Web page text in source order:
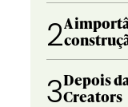
2A
3Depois
Creators